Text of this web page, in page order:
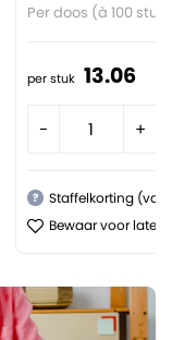
Per doos (à 100
per stuk 13.06
- +
?
Staffelkorting
Bewaar voor later